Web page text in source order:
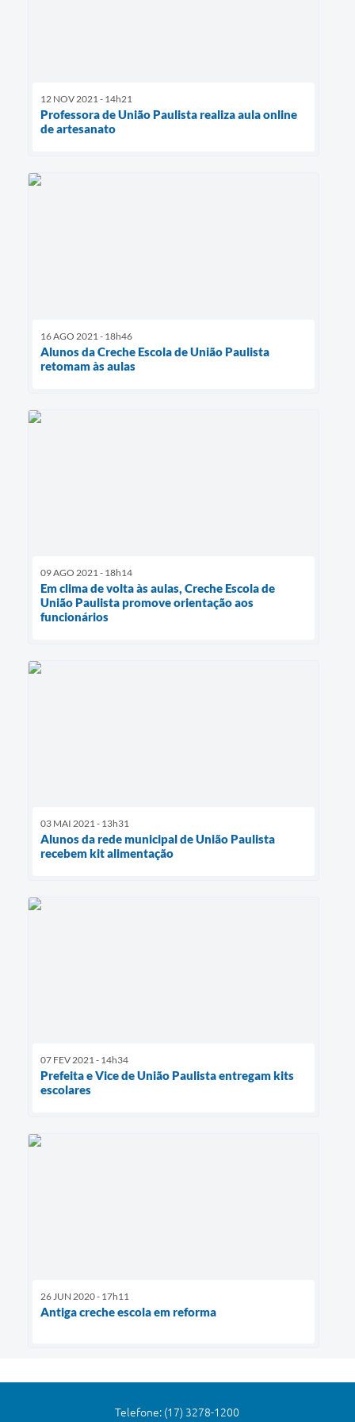
12 NOV 2021 - 14h21
Professora de União Paulista realiza aula online
de artesanato
16 AGO 2021 - 18h46
Alunos da Creche Escola de União Paulista
retomam às aulas
09 AGO 2021 - 18h14
Em clima de volta às aulas, Creche Escola de
União Paulista promove orientação aos
funcionários
03 MAI 2021 - 13h31
Alunos da rede municipal de União Paulista
recebem kit alimentação
07 FEV 2021 - 14h34
Prefeita e Vice de União Paulista entregam kits
escolares
26 JUN 2020 - 17h11
Antiga creche escola em reforma
Telefone: (17) 3278-1200